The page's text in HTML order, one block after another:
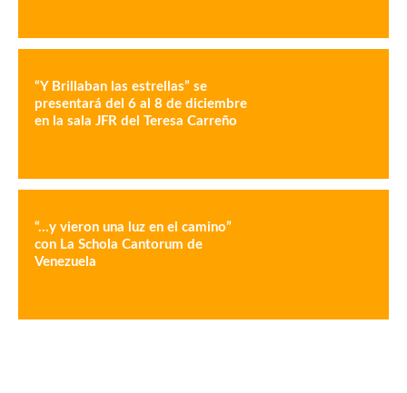
“Y Brillaban las estrellas” se
presentará del 6 al 8 de diciembre
en la sala JFR del Teresa Carreño
“…y vieron una luz en el camino”
con La Schola Cantorum de
Venezuela